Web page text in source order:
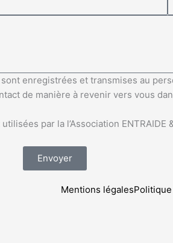
enregistrées et transmises au
de manière à revenir vers vous
par la l’Association ENTRAIDE
Envoyer
Mentions légales